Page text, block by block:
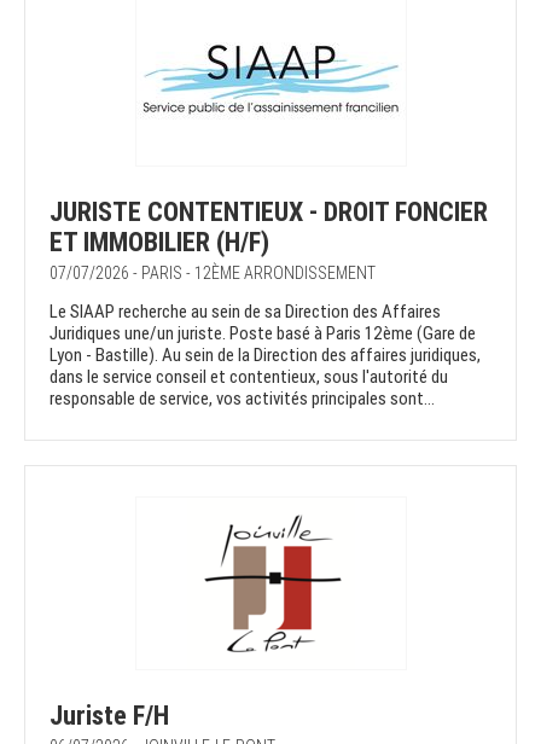
JURISTE CONTENTIEUX - DROIT FONCIER
ET IMMOBILIER (H/F)
07/07/2026 - PARIS - 12ÈME ARRONDISSEMENT
Le SIAAP recherche au sein de sa Direction des Affaires
Juridiques une/un juriste. Poste basé à Paris 12ème (Gare de
Lyon - Bastille). Au sein de la Direction des affaires juridiques,
dans le service conseil et contentieux, sous l'autorité du
responsable de service, vos activités principales sont...
Juriste F/H